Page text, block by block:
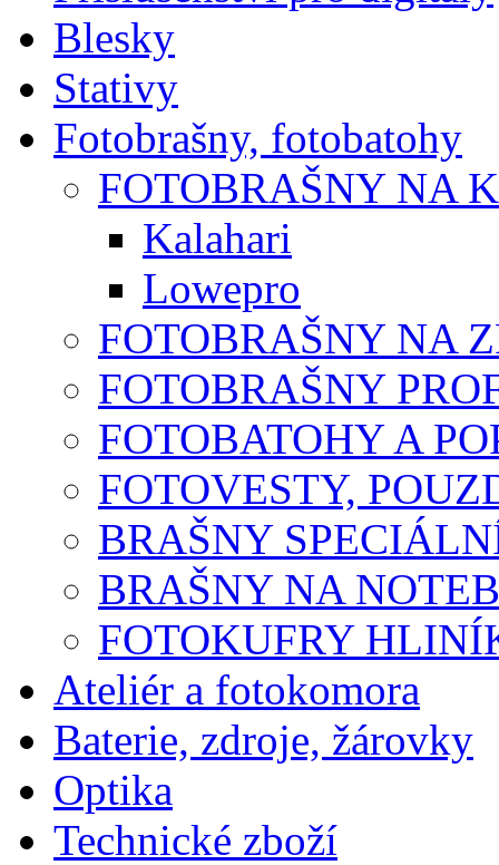
Blesky
Stativy
Fotobrašny, fotobatohy
FOTOBRAŠNY NA
Kalahari
Lowepro
FOTOBRAŠNY NA
FOTOBRAŠNY
FOTOBATOHY A
FOTOVESTY,
BRAŠNY
BRAŠNY NA
FOTOKUFRY
Ateliér a fotokomora
Baterie, zdroje, žárovky
Optika
Technické zboží